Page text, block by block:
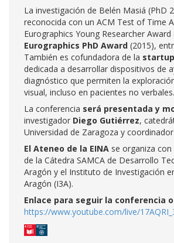
La investigación de Belén Masiá (PhD
reconocida con un ACM Test of Time
Eurographics Young Researcher Award
Eurographics PhD Award (2015),
También es cofundadora de la startup
dedicada a desarrollar dispositivos de
diagnóstico que permiten la
visual, incluso en pacientes no verbales.
La conferencia será presentada y
investigador Diego Gutiérrez,
Universidad de Zaragoza y
El Ateneo de la EINA se organiza
de la Cátedra SAMCA de Desarrollo
Aragón y el Instituto de Investigación
Aragón (I3A).
Enlace para seguir la conferencia
https://www.youtube.com/live/